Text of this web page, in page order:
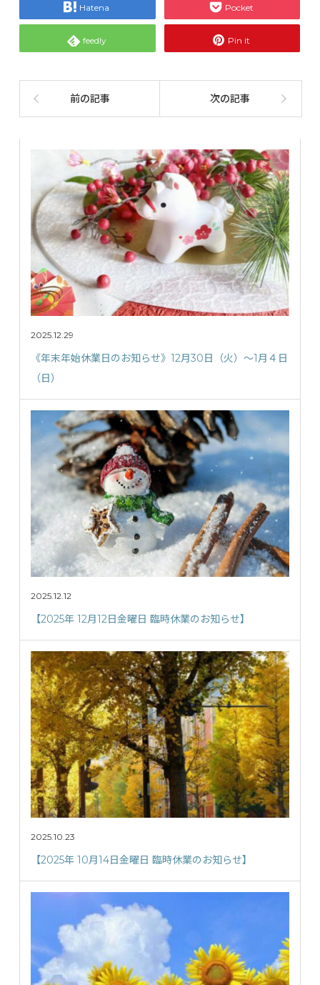
Hatena Pocket
feedly Pin it
前の記事 次の記事
2025.12.29
《年末年始休業日のお知らせ》12月30日（火）〜1月４日
（日）
2025.12.12
【2025年 12月12日金曜日 臨時休業のお知らせ】
2025.10.23
【2025年 10月14日金曜日 臨時休業のお知らせ】